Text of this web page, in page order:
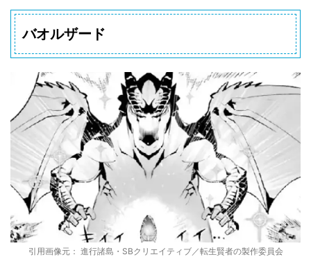
バオルザード
引用画像元： 進行諸島・SBクリエイティブ／転生賢者の製作委員会